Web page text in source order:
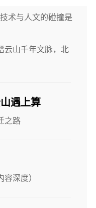
术与人文的碰撞是
云山千年文脉，北
遇上算
之路
深度）